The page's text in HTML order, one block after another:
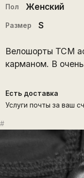
Пол Женский
Размер S
Велошорты TCM
карманом. В
Есть доставка
Услуги почты за ваш
#